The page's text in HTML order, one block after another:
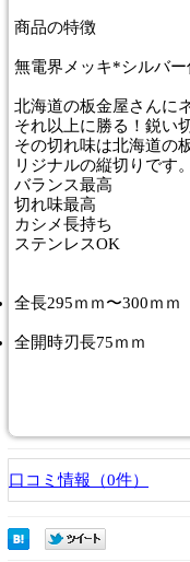
商品の特徴
無電界メッキ*シルバー
北海道の板金屋さんに
それ以上に勝る！鋭い
その切れ味は北海道の
リジナルの縦切りです。
バランス最高
切れ味最高
カシメ長持ち
ステンレスOK
全長295ｍｍ〜300ｍｍ
全開時刃長75ｍｍ
口コミ情報（0件）